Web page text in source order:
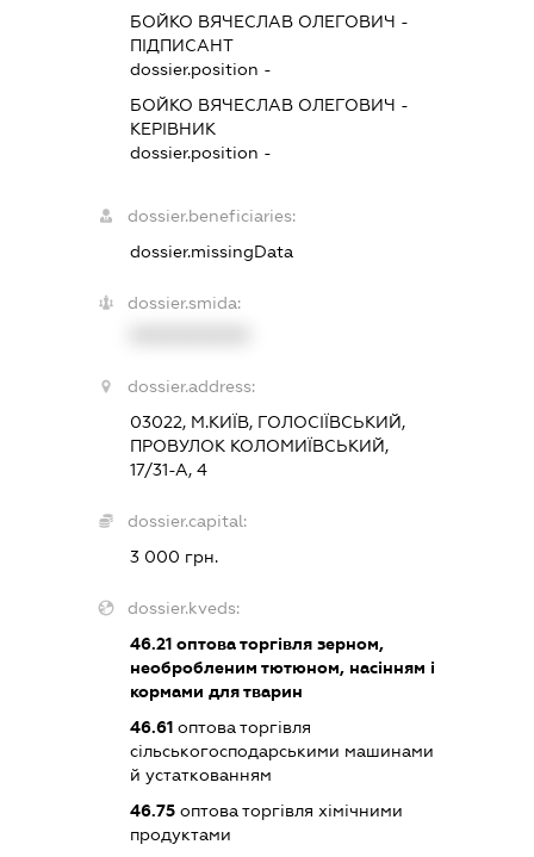
БОЙКО ВЯЧЕСЛАВ ОЛЕГОВИЧ -
ПІДПИСАНТ
dossier.position -
БОЙКО ВЯЧЕСЛАВ ОЛЕГОВИЧ -
КЕРІВНИК
dossier.position -
dossier.beneficiaries:
dossier.missingData
dossier.smida:
dossier.address:
03022, М.КИЇВ, ГОЛОСІЇВСЬКИЙ,
ПРОВУЛОК КОЛОМИЇВСЬКИЙ,
17/31-А, 4
dossier.capital:
3 000 грн.
dossier.kveds:
46.21 оптова торгівля зерном,
необробленим тютюном, насінням і
кормами для тварин
46.61 оптова торгівля
сільськогосподарськими машинами
й устаткованням
46.75 оптова торгівля хімічними
продуктами